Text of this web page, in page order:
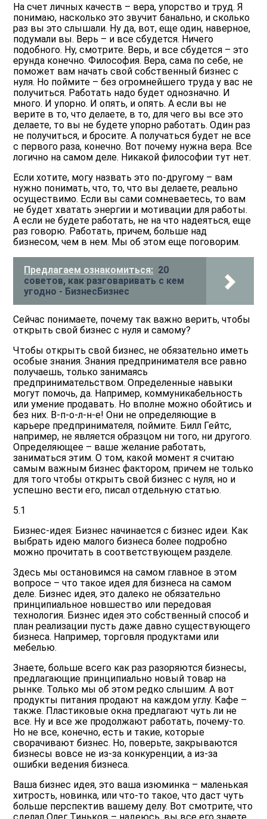
На счет личных качеств – вера, упорство и труд. Я
понимаю, насколько это звучит банально, и сколько
раз вы это слышали. Ну да, вот, еще один, наверное,
подумали вы. Верь – и все сбудется. Ничего
подобного. Ну, смотрите. Верь, и все сбудется – это
ерунда конечно. Философия. Вера, сама по себе, не
поможет вам начать свой собственный бизнес с
нуля. Но поймите – без огромнейшего труда у вас не
получиться. Работать надо будет однозначно. И
много. И упорно. И опять, и опять. А если вы не
верите в то, что делаете, в то, для чего вы все это
делаете, то вы не будете упорно работать. Один раз
не получиться, и бросите. А получаться будет не все
с первого раза, конечно. Вот почему нужна вера. Все
логично на самом деле. Никакой философии тут нет.
Если хотите, могу назвать это по-другому – вам
нужно понимать, что, то, что вы делаете, реально
осуществимо. Если вы сами сомневаетесь, то вам
не будет хватать энергии и мотивации для работы.
А если не будете работать, не на что надеяться, еще
раз говорю. Работать, причем, больше над
бизнесом, чем в нем. Мы об этом еще поговорим.
Предлагаем ознакомиться: 20
советов, как разговаривать с кем
угодно - БизнесБизнес
Сейчас понимаете, почему так важно верить, чтобы
открыть свой бизнес с нуля и самому?
Чтобы открыть свой бизнес, не обязательно иметь
особые знания. Знания предпринимателя все равно
получаешь, только занимаясь
предпринимательством. Определенные навыки
могут помочь, да. Например, коммуникабельность
или умение продавать. Но вполне можно обойтись и
без них. В-п-о-л-н-е! Они не определяющие в
карьере предпринимателя, поймите. Билл Гейтс,
например, не является образцом ни того, ни другого.
Определяющее – ваше желание работать,
заниматься этим. О том, какой момент я считаю
самым важным бизнес фактором, причем не только
для того чтобы открыть свой бизнес с нуля, но и
успешно вести его, писал отдельную статью.
5.1
Бизнес-идея: Бизнес начинается с бизнес идеи. Как
выбрать идею малого бизнеса более подробно
можно прочитать в соответствующем разделе.
Здесь мы остановимся на самом главное в этом
вопросе – что такое идея для бизнеса на самом
деле. Бизнес идея, это далеко не обязательно
принципиальное новшество или передовая
технология. Бизнес идея это собственный способ и
план реализации пусть даже давно существующего
бизнеса. Например, торговля продуктами или
мебелью.
Знаете, больше всего как раз разоряются бизнесы,
предлагающие принципиально новый товар на
рынке. Только мы об этом редко слышим. А вот
продукты питания продают на каждом углу. Кафе –
также. Пластиковые окна предлагают чуть ли не
все. Ну и все же продолжают работать, почему-то.
Но не все, конечно, есть и такие, которые
сворачивают бизнес. Но, поверьте, закрываются
бизнесы вовсе не из-за конкуренции, а из-за
ошибки ведения бизнеса.
Ваша бизнес идея, это ваша изюминка – маленькая
хитрость, новинка, или что-то такое, что даст чуть
больше перспектив вашему делу. Вот смотрите, что
сделал Олег Тиньков – надеюсь, вы все его знаете,